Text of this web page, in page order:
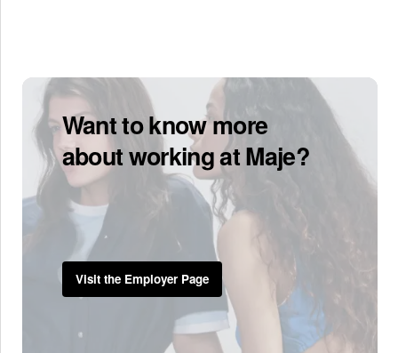
Want to know more
about working at Maje?
Visit the Employer Page